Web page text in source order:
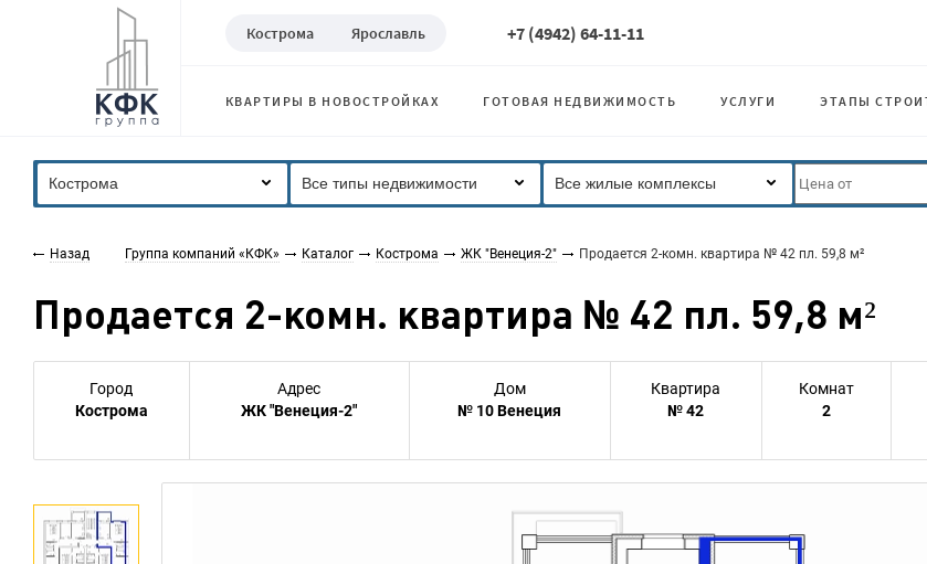
Кострома Ярославль +7 (4942) 64-11-11
КВАРТИРЫ В НОВОСТРОЙКАХ ГОТОВАЯ НЕДВИЖИМОСТЬ УСЛУГИ ЭТАПЫ
Кострома Все типы недвижимости Все жилые комплексы
Назад Группа компаний «КФК» Каталог Кострома ЖК "Венеция-2" Продается 2-комн. квартира № 42 пл. 59,8 м²
Продается 2-комн. квартира № 42 пл. 59,8 м²
Город
Кострома
Адрес
ЖК "Венеция-2"
Дом
№ 10 Венеция
Квартира
№ 42
Комнат
2